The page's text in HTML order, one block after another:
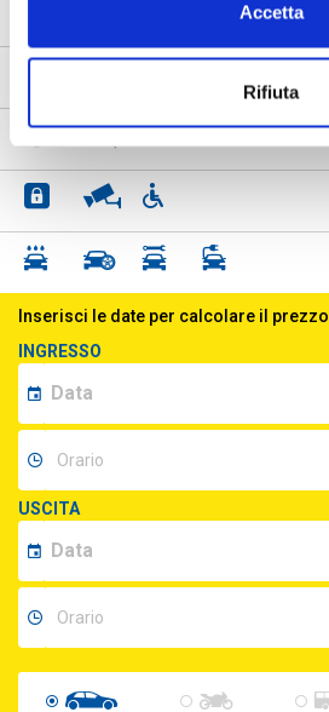
Accetta
Rifiuta
Inserisci le date per calcolare il prezzo
INGRESSO
USCITA